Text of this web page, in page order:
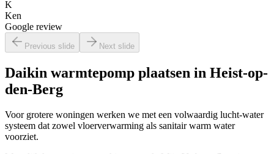
K
Ken
Google review
Previous slide Next slide
Daikin warmtepomp plaatsen in Heist-op-
den-Berg
Voor grotere woningen werken we met een volwaardig lucht-water
systeem dat zowel vloerverwarming als sanitair warm water
voorziet.